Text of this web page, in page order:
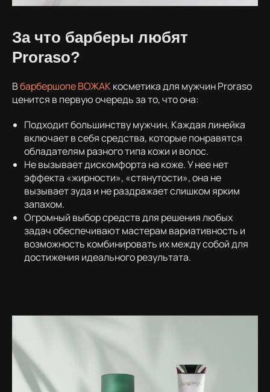
За что барберы любят
Proraso?
Вбарбершопе ВОЖАКкосметика для мужчин Proraso
ценится в первую очередь за то, что она:
Подходит большинству мужчин. Каждая линейка
включает в себя средства, которые понравятся
обладателям разного типа кожи и волос.
Не вызывает дискомфорта на коже. У нее нет
эффекта «жирности», «стянутости», она не
вызывает зуда и не раздражает слишком ярким
запахом.
Огромный выбор средств для решения любых
задач обеспечивают мастерам вариативность и
возможность комбинировать их между собой для
достижения идеального результата.